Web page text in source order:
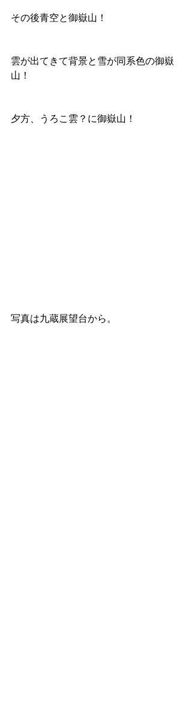
その後青空と御嶽山！
雲が出てきて背景と雪が同系色の御嶽
山！
夕方、うろこ雲？に御嶽山！
写真は九蔵展望台から。